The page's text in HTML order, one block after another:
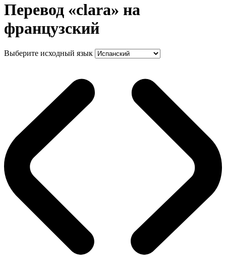
Перевод «clara» на
французский
Выберите исходный язык